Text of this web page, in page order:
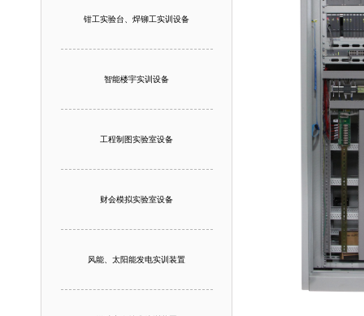
钳工实验台、焊铆工实训设备
智能楼宇实训设备
工程制图实验室设备
财会模拟实验室设备
风能、太阳能发电实训装置